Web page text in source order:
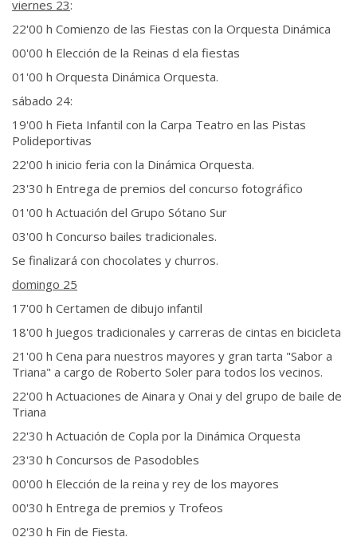
viernes 23:
22'00 h Comienzo de las Fiestas con la Orquesta Dinámica
00'00 h Elección de la Reinas d ela fiestas
01'00 h Orquesta Dinámica Orquesta.
sábado 24:
19'00 h Fieta Infantil con la Carpa Teatro en las Pistas
Polideportivas
22'00 h inicio feria con la Dinámica Orquesta.
23'30 h Entrega de premios del concurso fotográfico
01'00 h Actuación del Grupo Sótano Sur
03'00 h Concurso bailes tradicionales.
Se finalizará con chocolates y churros.
domingo 25
17'00 h Certamen de dibujo infantil
18'00 h Juegos tradicionales y carreras de cintas en bicicleta
21'00 h Cena para nuestros mayores y gran tarta "Sabor a
Triana" a cargo de Roberto Soler para todos los vecinos.
22'00 h Actuaciones de Ainara y Onai y del grupo de baile de
Triana
22'30 h Actuación de Copla por la Dinámica Orquesta
23'30 h Concursos de Pasodobles
00'00 h Elección de la reina y rey de los mayores
00'30 h Entrega de premios y Trofeos
02'30 h Fin de Fiesta.